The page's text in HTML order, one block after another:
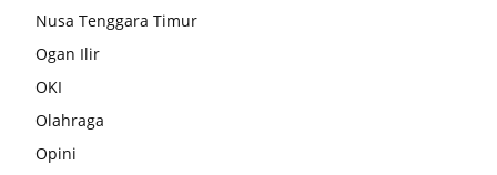
Nusa Tenggara Timur
Ogan Ilir
OKI
Olahraga
Opini